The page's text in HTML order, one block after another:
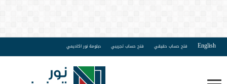
English فتح حساب حقيقي فتح حساب تجريبي دبلومة نور اكاديمي